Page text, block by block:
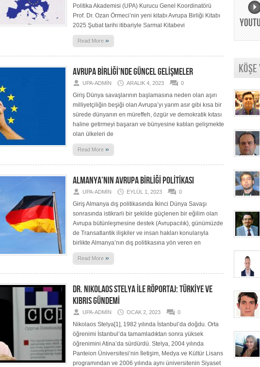
Politika Akademisi (UPA) Kurucu Genel Koordinatörü
Prof. Dr. Ozan Örmeci’nin yeni kitabı Avrupa Birliği Kitabı
2025 Şubat tarihi itibariyle Sarmal Kitabevi
Read More »
AVRUPA BİRLİĞİ’NDE GÜNCEL GELİŞMELER
UPA-ADMIN ARALIK 4, 2023 0
Giriş Dünya savaşlarının başlamasına neden olan aşırı
milliyetçiliğin beşiği olan Avrupa’yı yarım asır gibi kısa bir
sürede dünyanın en müreffeh, özgür ve demokratik kıtası
haline getirmeyi başaran ve bünyesine katılan gelişmekte
olan ülkeleri de
Read More »
ALMANYA’NIN AVRUPA BİRLİĞİ POLİTİKASI
UPA-ADMIN EYLÜL 1, 2023 0
Giriş Almanya dış politikasında İkinci Dünya Savaşı
sonrasında istikrarlı bir şekilde güçlenen bir eğilim olan
Avrupa bütünleşmesine destek (Avrupacılık), günümüzde
de Transatlantik ilişkiler ve insan hakları konularıyla
birlikte Almanya’nın dış politikasına yön veren en
Read More »
DR. NIKOLAOS STELYA İLE RÖPORTAJ: TÜRKİYE VE
KIBRIS GÜNDEMİ
UPA-ADMIN OCAK 2, 2023 0
Nikolaos Stelya[1], 1982 yılında İstanbul’da doğdu. Orta
öğrenimi İstanbul’da tamamladıktan sonra yüksek
öğrenimini Atina’da sürdürdü. Stelya, 2004 yılında
Panteion Üniversitesi’nin İletişim, Medya ve Kültür Lisans
programından ve 2006 yılında aynı üniversitenin Siyaset